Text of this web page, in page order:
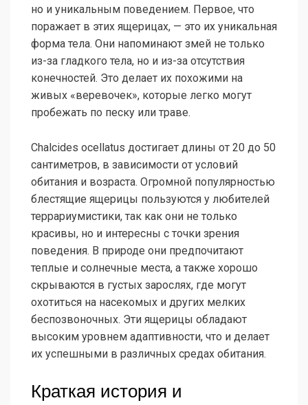
но и уникальным поведением. Первое, что
поражает в этих ящерицах, — это их уникальная
форма тела. Они напоминают змей не только
из-за гладкого тела, но и из-за отсутствия
конечностей. Это делает их похожими на
живых «веревочек», которые легко могут
пробежать по песку или траве.
Chalcides ocellatus достигает длины от 20 до 50
сантиметров, в зависимости от условий
обитания и возраста. Огромной популярностью
блестящие ящерицы пользуются у любителей
террариумистики, так как они не только
красивы, но и интересны с точки зрения
поведения. В природе они предпочитают
теплые и солнечные места, а также хорошо
скрываются в густых зарослях, где могут
охотиться на насекомых и других мелких
беспозвоночных. Эти ящерицы обладают
высоким уровнем адаптивности, что и делает
их успешными в различных средах обитания.
Краткая история и